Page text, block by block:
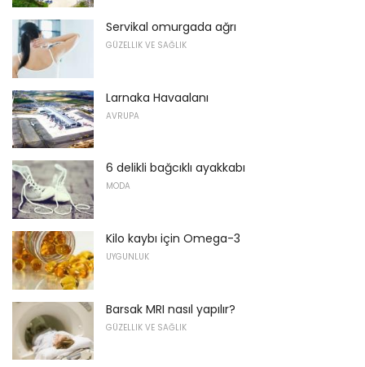
Servikal omurgada ağrı
GÜZELLIK VE SAĞLIK
Larnaka Havaalanı
AVRUPA
6 delikli bağcıklı ayakkabı
MODA
Kilo kaybı için Omega-3
UYGUNLUK
Barsak MRI nasıl yapılır?
GÜZELLIK VE SAĞLIK